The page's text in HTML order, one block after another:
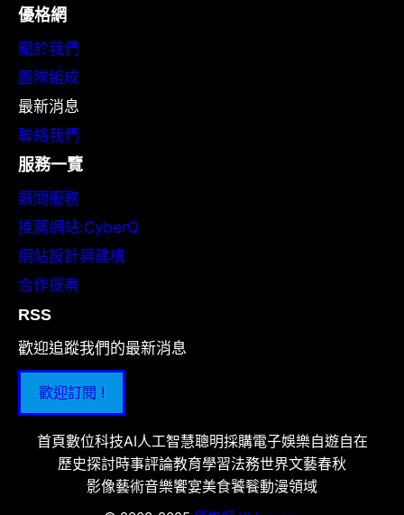
優格網
關於我們
團隊組成
最新消息
聯絡我們
服務一覽
顧問服務
推薦網站:CyberQ
網站設計與建構
合作提案
RSS
歡迎追蹤我們的最新消息
歡迎訂閱 !
首頁數位科技AI人工智慧聰明採購電子娛樂自遊自在
歷史探討時事評論教育學習法務世界文藝春秋
影像藝術音樂饗宴美食饕餮動漫領域